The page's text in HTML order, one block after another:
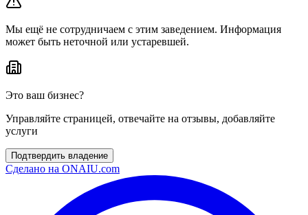
Мы ещё не сотрудничаем с этим заведением. Информация
может быть неточной или устаревшей.
Это ваш бизнес?
Управляйте страницей, отвечайте на отзывы, добавляйте
услуги
Подтвердить владение
Сделано на ONAIU.com